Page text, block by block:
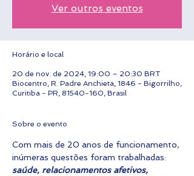
Ver outros eventos
Horário e local
20 de nov. de 2024, 19:00 – 20:30 BRT
Biocentro, R. Padre Anchieta, 1846 - Bigorrilho,
Curitiba - PR, 81540-160, Brasil
Sobre o evento
Com mais de 20 anos de funcionamento,
inúmeras questões foram trabalhadas:
saúde, relacionamentos afetivos,